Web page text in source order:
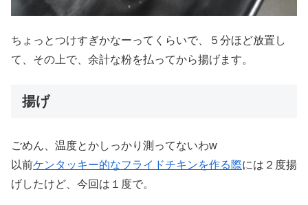
ちょっとつけすぎかなーってくらいで、５分ほど放置し
て、その上で、余計な粉を払ってから揚げます。
揚げ
ごめん、温度とかしっかり測ってないわw
以前ケンタッキー的なフライドチキンを作る際には２度揚
げしたけど、今回は１度で。